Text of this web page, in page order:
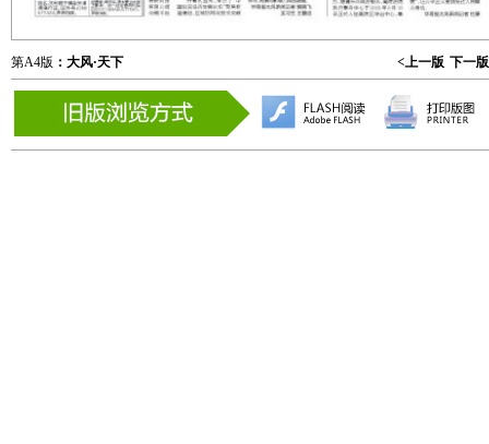
第A4版 ：大风·天下 下一
<上一版